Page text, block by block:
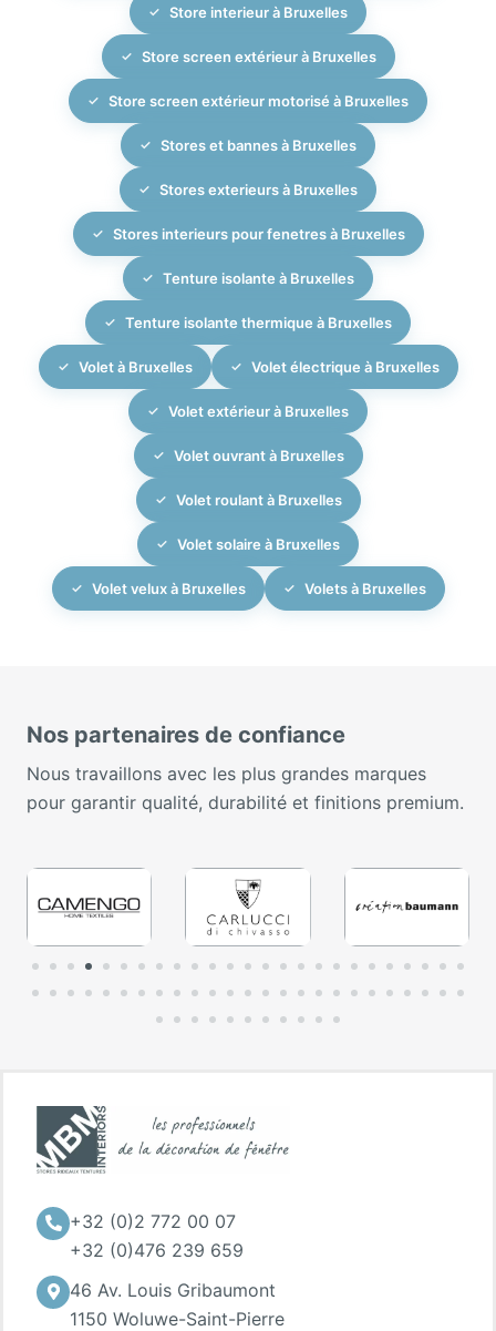
Store interieur à Bruxelles
Store screen extérieur à Bruxelles
Store screen extérieur motorisé à Bruxelles
Stores et bannes à Bruxelles
Stores exterieurs à Bruxelles
Stores interieurs pour fenetres à Bruxelles
Tenture isolante à Bruxelles
Tenture isolante thermique à Bruxelles
Volet à Bruxelles Volet électrique à Bruxelles
Volet extérieur à Bruxelles
Volet ouvrant à Bruxelles
Volet roulant à Bruxelles
Volet solaire à Bruxelles
Volet velux à Bruxelles Volets à Bruxelles
Nos partenaires de confiance
Nous travaillons avec les plus grandes marques
pour garantir qualité, durabilité et finitions premium.
+32 (0)2 772 00 07
+32 (0)476 239 659
46 Av. Louis Gribaumont
1150 Woluwe-Saint-Pierre